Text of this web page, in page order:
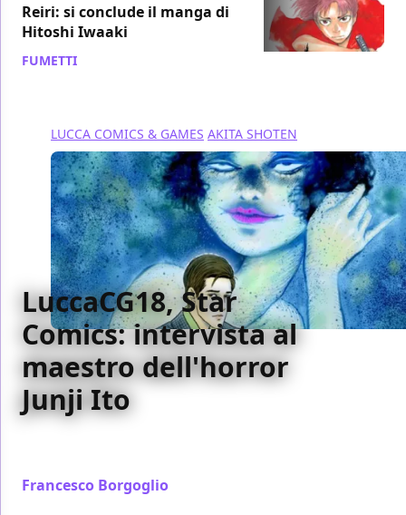
Reiri: si conclude il manga di
Hitoshi Iwaaki
FUMETTI
LUCCA COMICS & GAMES AKITA SHOTEN
LuccaCG18, Star
Comics: intervista al
maestro dell'horror
Junji Ito
Francesco Borgoglio